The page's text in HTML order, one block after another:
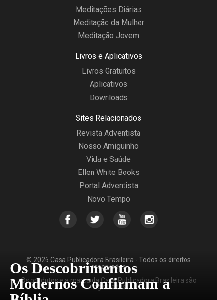
Os Descobrimentos
Modernos Confirmam a
Meditações Diárias
Meditação da Mulher
Meditação Jovem
Livros e Aplicativos
Livros Gratuitos
Aplicativos
Downloads
Sites Relacionados
Revista Adventista
Nosso Amiguinho
Vida e Saúde
Ellen White Books
Portal Adventista
Novo Tempo
© 2026 Casa Publicadora Brasileira - Todos os direitos
reservados
Os produtos e a marca da Casa Publicadora Brasileira são
registrados